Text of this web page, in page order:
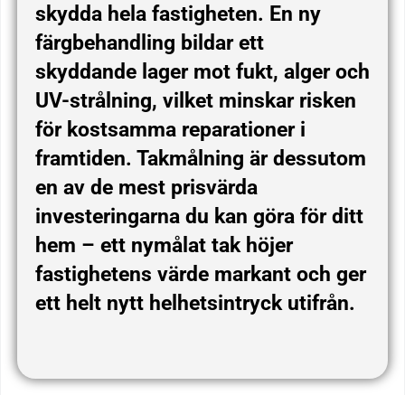
skydda hela fastigheten. En ny
färgbehandling bildar ett
skyddande lager mot fukt, alger och
UV-strålning, vilket minskar risken
för kostsamma reparationer i
framtiden. Takmålning är dessutom
en av de mest prisvärda
investeringarna du kan göra för ditt
hem – ett nymålat tak höjer
fastighetens värde markant och ger
ett helt nytt helhetsintryck utifrån.